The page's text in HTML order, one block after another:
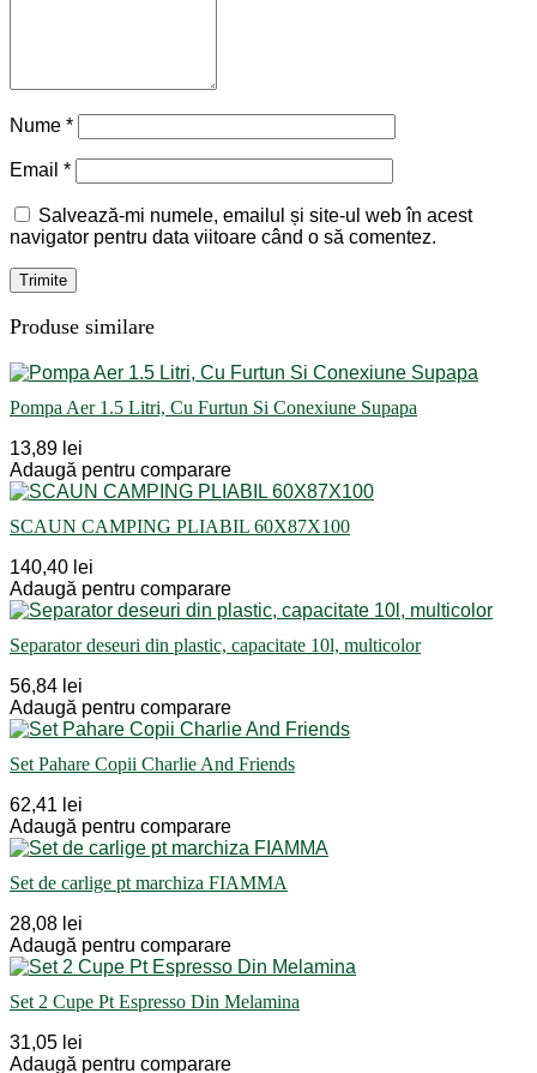
Nume *
Email *
Salvează-mi numele, emailul și site-ul web în acest
navigator pentru data viitoare când o să comentez.
Produse similare
Pompa Aer 1.5 Litri, Cu Furtun Si Conexiune Supapa
13,89 lei
Adaugă pentru comparare
SCAUN CAMPING PLIABIL 60X87X100
140,40 lei
Adaugă pentru comparare
Separator deseuri din plastic, capacitate 10l, multicolor
56,84 lei
Adaugă pentru comparare
Set Pahare Copii Charlie And Friends
62,41 lei
Adaugă pentru comparare
Set de carlige pt marchiza FIAMMA
28,08 lei
Adaugă pentru comparare
Set 2 Cupe Pt Espresso Din Melamina
31,05 lei
Adaugă pentru comparare